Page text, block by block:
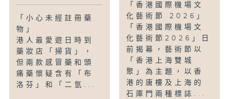
「小心未經註冊藥
物」
港人最愛遊日時到
藥妝店「掃貨」，
但兩款感冒藥和頭
痛藥懷疑含有「布
洛芬」和「二氫...
「香港國際機場文
化藝術節 2026」
「香港國際機場文
化藝術節2026」日
前揭幕，藝術節以
「香港上海雙城
聚」為主題，以香
港的唐樓及上海的
石庫門兩種標誌...